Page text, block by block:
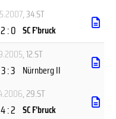
, 34.ST
2 : 0 SC F'bruck
, 12.ST
3 : 3 Nürnberg II
, 29.ST
4 : 2 SC F'bruck